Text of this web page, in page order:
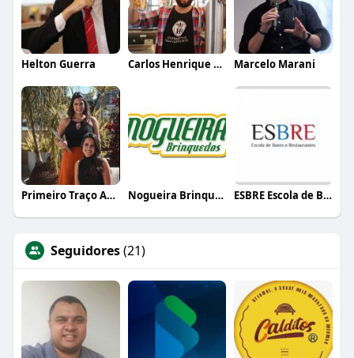
Helton Guerra Carlos Henrique de Faria Vasconcelos Marcelo Marani
Primeiro Traço Arquitetura Nogueira Brinquedos ESBRE Escola de Bares e Restaurantes
Seguidores(21)